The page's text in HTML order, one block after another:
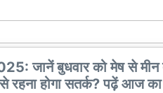
जानें बुधवार को मेष से मीन
रहना होगा सतर्क? पढ़ें आज